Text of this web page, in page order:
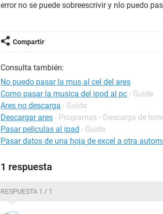
error no se puede sobreescrivir y nlo puedo
Compartir
Consulta también:
No puedo pasar la mus al cel del ares
Como pasar la musica del ipod al pc - Guide
Ares no descarga - Guide
Descargar ares - Programas - Descarga de
Pasar peliculas al ipad - Guide
Pasar datos de una hoja de excel a otra
1 respuesta
RESPUESTA 1 / 1